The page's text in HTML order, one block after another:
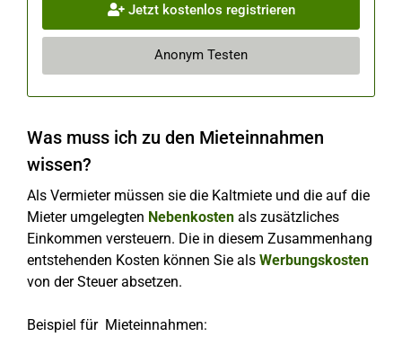
Jetzt kostenlos registrieren
Anonym Testen
Was muss ich zu den Mieteinnahmen
wissen?
Als Vermieter müssen sie die Kaltmiete und die auf die
Mieter umgelegten Nebenkosten als zusätzliches
Einkommen versteuern. Die in diesem Zusammenhang
entstehenden Kosten können Sie als Werbungskosten
von der Steuer absetzen.
Beispiel für Mieteinnahmen: